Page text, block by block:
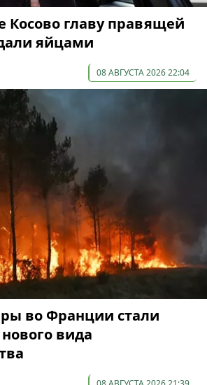
Косово главу правящей
яйцами
08 АВГУСТА 2026 22:04
во Франции стали
вида